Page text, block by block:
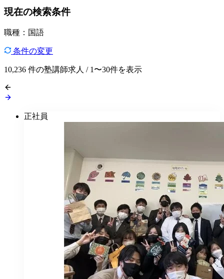
現在の検索条件
職種：国語
条件の変更
10,236 件の塾講師求人 / 1〜30件を表示
正社員